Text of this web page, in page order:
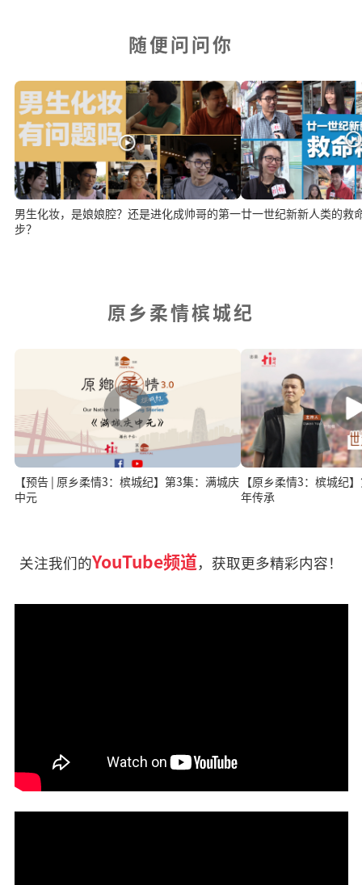
随便问问你
男生化妆，是娘娘腔？还是进化成帅哥的第一
步？
廿一世纪新新人类的救
原乡柔情槟城纪
【预告 | 原乡柔情3：槟城纪】第3集：满城庆
中元
【原乡柔情3：槟城纪
年传承
关注我们的YouTube频道，获取更多精彩内容！